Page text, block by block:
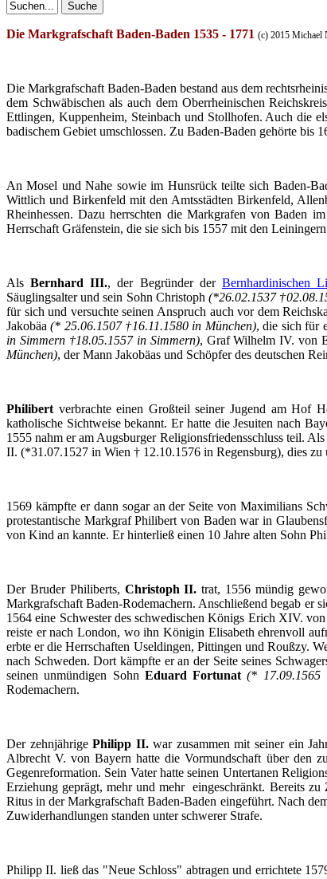
Die Markgrafschaft Baden-Baden 1535 - 1771 (c) 2015 Michael
DieMarkgrafschaft Baden-Badenbestand aus dem
dem Schwäbischen als auch dem Oberrheinischen Reichskreis
Ettlingen, Kuppenheim, Steinbach und Stollhofen. Auch die
badischem Gebiet umschlossen. Zu Baden-Baden gehörte bis
AnMosel undNahe sowie im Hunsrück teilte sich Baden-
Wittlich und Birkenfeld mit den Amtsstädten Birkenfeld,
Rheinhessen.Dazu herrschten die Markgrafen von Baden im
Herrschaft Gräfenstein, die sie sich bis 1557 mit den Leiningern
Als Bernhard III.,der Begründer der Bernhardinischen
Säuglingsalterundsein Sohn Christoph (*26.02.1537
für sich und versuchte seinen Anspruch auch vor dem
Jakobäa (* 25.06.1507 †16.11.1580 in München), die sich für
in Simmern†18.05.1557 in Simmern), GrafWilhelm IV. von
München), derMann Jakobäas und Schöpferdes deutschen
Philibert verbrachte einen Großteil seinerJugend amHof
katholische Sichtweise bekannt.Er hattedieJesuiten nach
1555nahm eram Augsburger Religionsfriedensschluss teil. Als
II. (*31.07.1527 in Wien † 12.10.1576 in Regensburg), dies zu
1569 kämpfte er dann sogarander Seite vonMaximilians
protestantische Markgraf Philibert von Baden war in
von Kind an kannte. Er hinterließ einen 10 Jahre alten Sohn
Der Bruder Philiberts, Christoph II. trat, 1556mündig
Markgrafschaft Baden-Rodemachern. Anschließend begab er
1564eine Schwesterdesschwedischen Königs Erich XIV. von
reiste er nach London, wo ihn Königin Elisabethehrenvoll
erbte erdieHerrschaften Useldingen, Pittingen und Roußzy.
nach Schweden.Dort kämpfte eran der Seiteseines
seinen unmündigen Sohn Eduard Fortunat (*
Rodemachern.
Der zehnjährige Philipp II.war zusammen mit seiner ein
Albrecht V. vonBayern hatte dieVormundschaft überden
Gegenreformation. Sein Vater hatte seinen Untertanen
Erziehung geprägt,mehrundmehr eingeschränkt. Bereits zu
Ritus inder Markgrafschaft Baden-Baden eingeführt. Nach
Zuwiderhandlungen standen unter schwererStrafe.
Philipp II. ließ das "Neue Schloss" abtragen und errichtete